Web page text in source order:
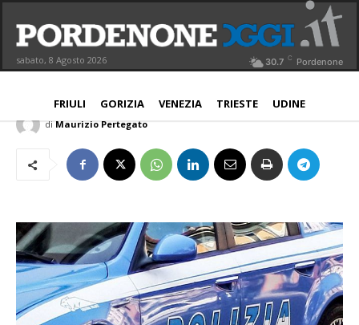
sabato, 8 Agosto 2026 30.7 C Pordenone
FRIULI GORIZIA VENEZIA TRIESTE UDINE
Polizia, arrestato un 18enne per
spaccio di droga
PORDENONE
di Maurizio Pertegato